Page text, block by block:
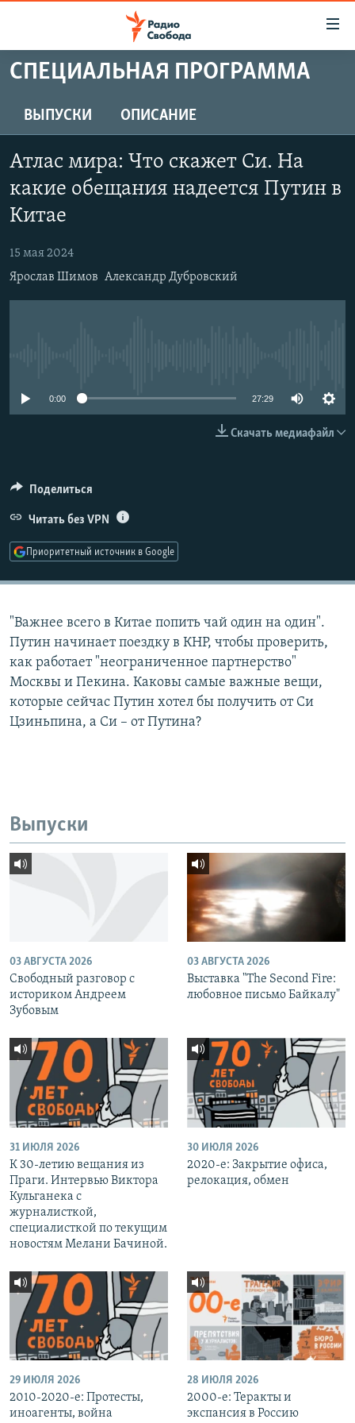
упрощенного
Вернуться
к
основному
Вернутся
навигации
Вернутся
ПРОГРАММЫ
ПОДКАСТЫ
ЦИТАТЫ СВОБОДЫ
МНЕНИЯ
IDEL.РЕАЛИИ
КАВКАЗ.РЕАЛИИ
ПОДПИШИТЕСЬ НА РАССЫЛКУ
Все сайты РСЕ/РС
СПЕЦИАЛЬНАЯ ПРОГРАММА
ВЫПУСКИ ОПИСАНИЕ
Атлас мира: Что скажет Си. На
какие обещания надеется Путин в
Китае
15 мая 2024
Ярослав Шимов Александр Дубровский
0:00 27:29
Скачать медиафайл
Поделиться
Читать без VPN
Приоритетный источник в Google
"Важнее всего в Китае попить чай один на один".
Путин начинает поездку в КНР, чтобы проверить,
как работает "неограниченное партнерство"
Москвы и Пекина. Каковы самые важные вещи,
которые сейчас Путин хотел бы получить от Си
Цзиньпина, а Си – от Путина?
Выпуски
03 АВГУСТА 2026
Свободный разговор с
историком Андреем
Зубовым
03 АВГУСТА 2026
Выставка "The Second Fire:
любовное письмо Байкалу"
31 ИЮЛЯ 2026
К 30-летию вещания из
Праги. Интервью Виктора
Кульганека с
журналисткой,
специалисткой по текущим
новостям Мелани Бачиной.
30 ИЮЛЯ 2026
2020-е: Закрытие офиса,
релокация, обмен
29 ИЮЛЯ 2026
2010-2020-е: Протесты,
иноагенты, война
28 ИЮЛЯ 2026
2000-е: Теракты и
экспансия в Россию